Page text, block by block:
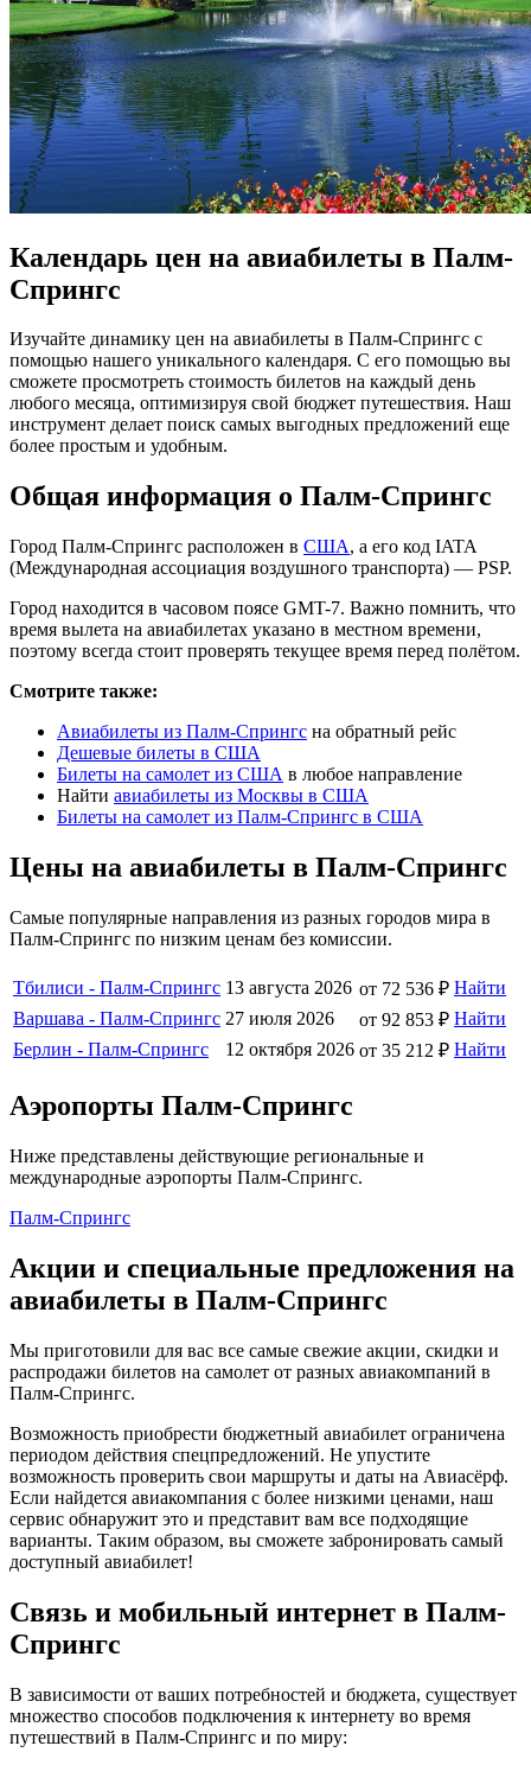
Календарь цен на авиабилеты в Палм-
Спрингс
Изучайте динамику цен на авиабилеты в Палм-Спрингс с
помощью нашего уникального календаря. С его помощью вы
сможете просмотреть стоимость билетов на каждый день
любого месяца, оптимизируя свой бюджет путешествия. Наш
инструмент делает поиск самых выгодных предложений еще
более простым и удобным.
Общая информация о Палм-Спрингс
Город Палм-Спрингс расположен в США, а его код IATA
(Международная ассоциация воздушного транспорта) — PSP.
Город находится в часовом поясе GMT-7. Важно помнить, что
время вылета на авиабилетах указано в местном времени,
поэтому всегда стоит проверять текущее время перед полётом.
Смотрите также:
Авиабилеты из Палм-Спрингс на обратный рейс
Дешевые билеты в США
Билеты на самолет из США в любое направление
Найти авиабилеты из Москвы в США
Билеты на самолет из Палм-Спрингс в США
Цены на авиабилеты в Палм-Спрингс
Самые популярные направления из разных городов мира в
Палм-Спрингс по низким ценам без комиссии.
Тбилиси - Палм-Спрингс 13 августа 2026 от 72 536 ₽ Найти
Варшава - Палм-Спрингс 27 июля 2026 от 92 853 ₽ Найти
Берлин - Палм-Спрингс
12 октября 2026 от 35 212 ₽ Найти
Аэропорты Палм-Спрингс
Ниже представлены действующие региональные и
международные аэропорты Палм-Спрингс.
Палм-Спрингс
Акции и специальные предложения на
авиабилеты в Палм-Спрингс
Мы приготовили для вас все самые свежие акции, скидки и
распродажи билетов на самолет от разных авиакомпаний в
Палм-Спрингс.
Возможность приобрести бюджетный авиабилет ограничена
периодом действия спецпредложений. Не упустите
возможность проверить свои маршруты и даты на Авиасёрф.
Если найдется авиакомпания с более низкими ценами, наш
сервис обнаружит это и представит вам все подходящие
варианты. Таким образом, вы сможете забронировать самый
доступный авиабилет!
Связь и мобильный интернет в Палм-
Спрингс
В зависимости от ваших потребностей и бюджета, существует
множество способов подключения к интернету во время
путешествий в Палм-Спрингс и по миру: